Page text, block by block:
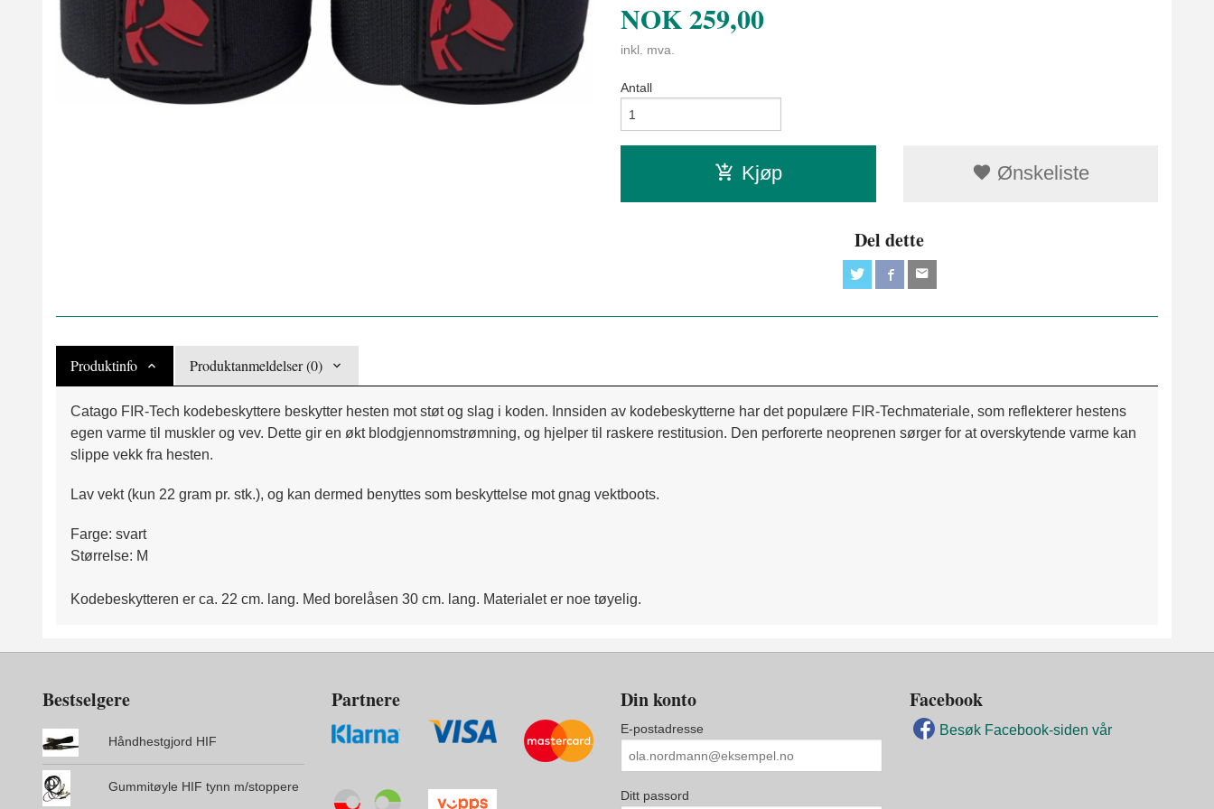
NOK259,00
inkl. mva.
Antall
Kjøp Ønskeliste
Del dette
Produktinfo Produktanmeldelser (0)
Catago FIR-Tech kodebeskyttere beskytter hesten mot støt og slag i koden. Innsiden av kodebeskytterne har det populære FIR-Techmateriale, som reflekterer hestens
egen varme til muskler og vev. Dette gir en økt blodgjennomstrømning, og hjelper til raskere restitusion. Den perforerte neoprenen sørger for at overskytende varme kan
slippe vekk fra hesten.
Lav vekt (kun 22 gram pr. stk.), og kan dermed benyttes som beskyttelse mot gnag vektboots.
Farge: svart
Størrelse: M
Kodebeskytteren er ca. 22 cm. lang. Med borelåsen 30 cm. lang. Materialet er noe tøyelig.
Bestselgere
Håndhestgjord HIF
Gummitøyle HIF tynn m/stoppere
Partnere Din konto
E-postadresse
Ditt passord
Facebook
Besøk Facebook-siden vår